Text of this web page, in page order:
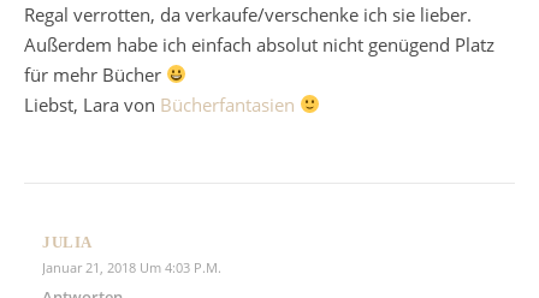
Regal verrotten, da verkaufe/verschenke ich sie lieber.
Außerdem habe ich einfach absolut nicht genügend Platz
für mehr Bücher
Liebst, Lara von Bücherfantasien
JULIA
Januar 21, 2018 Um 4:03 P.m.